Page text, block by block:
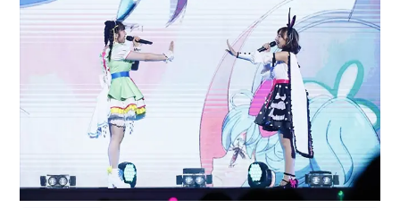
アニメ記事一覧 声優記事一覧
アニメ映画一覧 実写化映画一覧
今期アニメ曜日別一覧
夏アニメ
冬アニメ
男性声優/女性声優一覧